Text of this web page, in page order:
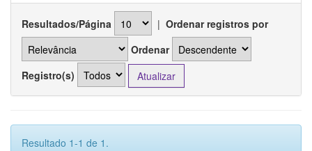
Resultados/Página | Ordenar registros por
Ordenar
Registro(s)
Resultado 1-1 de 1.